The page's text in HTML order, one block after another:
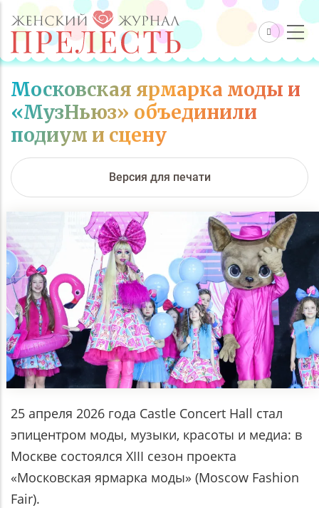
Московская ярмарка моды и
«МузНьюз» объединили
подиум и сцену
Версия для печати
25 апреля 2026 года Castle Concert Hall стал
эпицентром моды, музыки, красоты и медиа: в
Москве состоялся XIII сезон проекта
«Московская ярмарка моды» (Moscow Fashion
Fair).